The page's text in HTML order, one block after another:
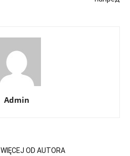
Admin
WIĘCEJ OD AUTORA